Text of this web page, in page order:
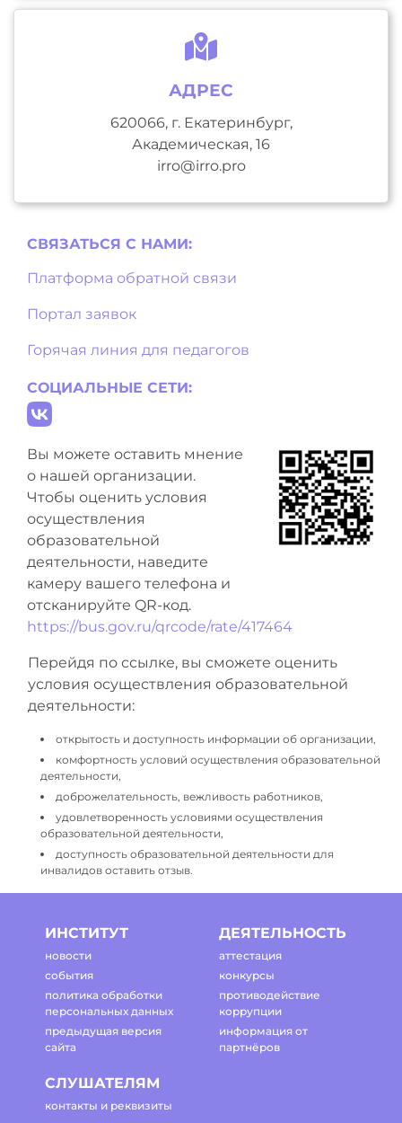
АДРЕС
620066, г. Екатеринбург,
Академическая, 16
irro@irro.pro
СВЯЗАТЬСЯ С НAМИ:
Платформа обратной связи
Портал заявок
Горячая линия для педагогов
СОЦИАЛЬНЫЕ СЕТИ:
Вы можете оставить мнение
о нашей организации.
Чтобы оценить условия
осуществления
образовательной
деятельности, наведите
камеру вашего телефона и
отсканируйте QR-код.
https://bus.gov.ru/qrcode/rate/417464
Перейдя по ссылке, вы сможете оценить
условия осуществления образовательной
деятельности:
открытость и доступность информации об организации,
комфортность условий осуществления образовательной
деятельности,
доброжелательность, вежливость работников,
удовлетворенность условиями осуществления
образовательной деятельности,
доступность образовательной деятельности для
инвалидов оставить отзыв.
ИНСТИТУТ
новости
события
политика обработки
персональных данных
предыдущая версия
сайта
ДЕЯТЕЛЬНОСТЬ
аттестация
конкурсы
противодействие
коррупции
информация от
партнёров
СЛУШАТЕЛЯМ
контакты и реквизиты